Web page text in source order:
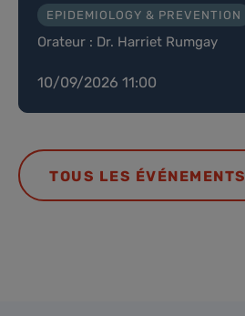
EPIDEMIOLOGY & PREVENTION
Orateur : Dr. Harriet Rumgay
10/09/2026 11:00
TOUS LES ÉVÉNEMENTS